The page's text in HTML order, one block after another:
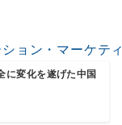
に変化を遂げた中国